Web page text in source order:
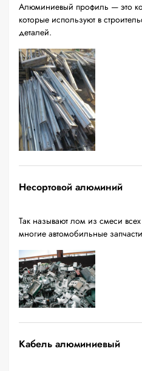
Алюминиевый профиль — это
которые используют в
деталей.
Несортовой алюминий
Так называют лом из смеси
многие автомобильные
Кабель алюминиевый